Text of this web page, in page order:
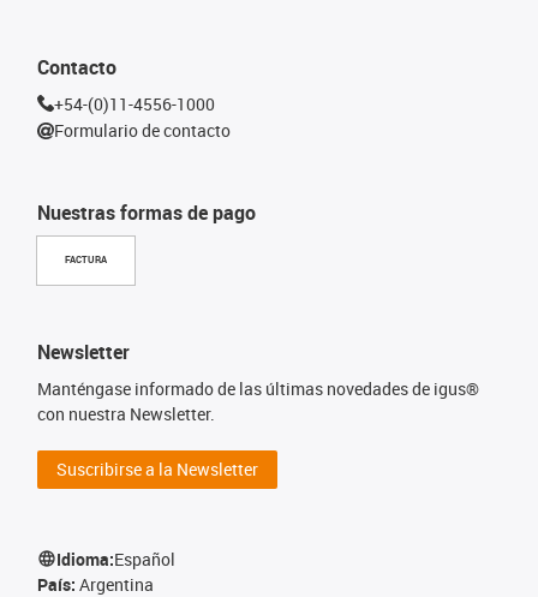
Nuestras formas de pago
FACTURA
Contacto
+54-(0)11-4556-1000
Formulario de contacto
Newsletter
Manténgase informado de las últimas novedades de igus®
con nuestra Newsletter.
Suscribirse a la Newsletter
Idioma:Español
País: Argentina